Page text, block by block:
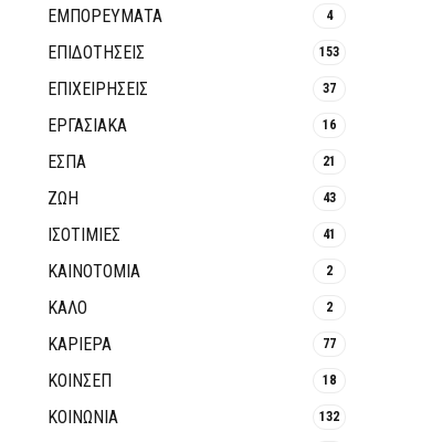
ΕΜΠΟΡΕΥΜΑΤΑ 4
ΕΠΙΔΟΤΗΣΕΙΣ 153
ΕΠΙΧΕΙΡΗΣΕΙΣ 37
ΕΡΓΑΣΙΑΚΑ 16
ΕΣΠΑ 21
ΖΩΗ 43
ΙΣΟΤΙΜΙΕΣ 41
ΚΑΙΝΟΤΟΜΊΑ 2
ΚΑΛΟ 2
ΚΑΡΙΕΡΑ 77
ΚΟΙΝΣΕΠ 18
ΚΟΙΝΩΝΙΑ 132